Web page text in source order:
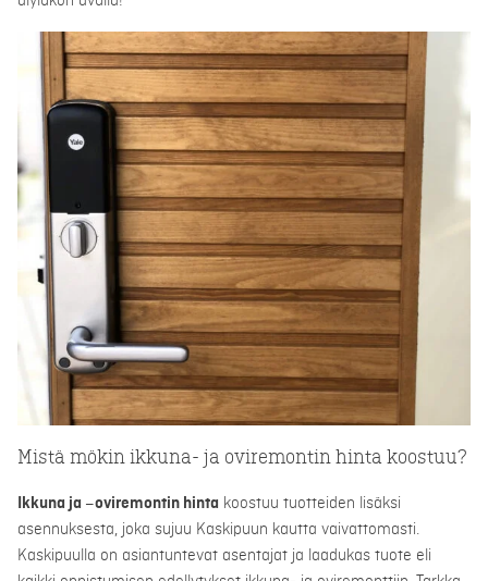
Mistä mökin ikkuna- ja oviremontin hinta koostuu?
Ikkuna ja –oviremontin hinta koostuu tuotteiden lisäksi
asennuksesta, joka sujuu Kaskipuun kautta vaivattomasti.
Kaskipuulla on asiantuntevat asentajat ja laadukas tuote eli